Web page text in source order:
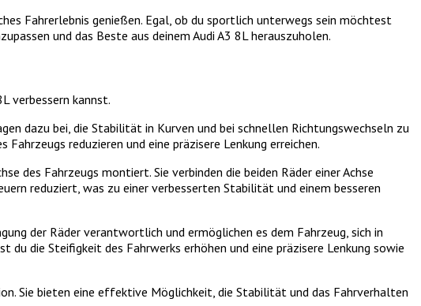
Fahrerlebnis genießen. Egal, ob du sportlich unterwegs sein möchtest
und das Beste aus deinem Audi A3 8L herauszuholen.
verbessern kannst.
dazu bei, die Stabilität in Kurven und bei schnellen Richtungswechseln zu
reduzieren und eine präzisere Lenkung erreichen.
des Fahrzeugs montiert. Sie verbinden die beiden Räder einer Achse
reduziert, was zu einer verbesserten Stabilität und einem besseren
der Räder verantwortlich und ermöglichen es dem Fahrzeug, sich in
du die Steifigkeit des Fahrwerks erhöhen und eine präzisere Lenkung sowie
Sie bieten eine effektive Möglichkeit, die Stabilität und das Fahrverhalten